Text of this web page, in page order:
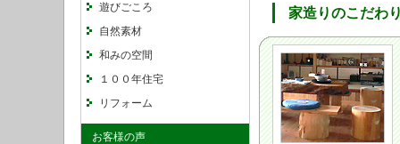
家造りのこだわ
遊びごころ
自然素材
和みの空間
１００年住宅
リフォーム
お客様の声